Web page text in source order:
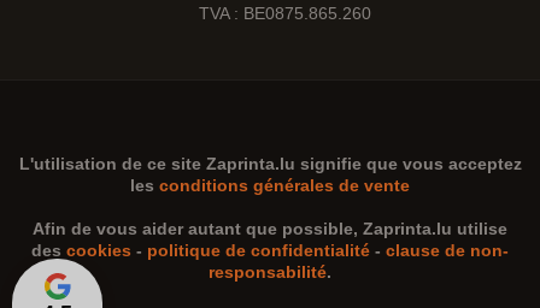
TVA : BE0875.865.260
L'utilisation de ce site Zaprinta.lu signifie que vous acceptez
les conditions générales de vente
Afin de vous aider autant que possible, Zaprinta.lu utilise
des cookies - politique de confidentialité - clause de non-
responsabilité.